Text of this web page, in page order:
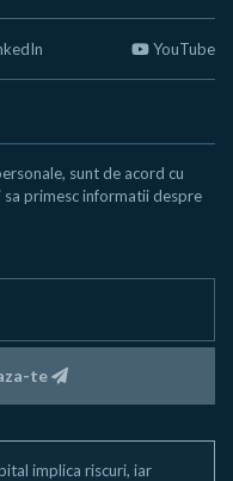
YouTube
sunt de acord cu
sa primesc informatii despre
te
implica riscuri, iar